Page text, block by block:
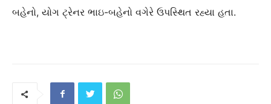
બહેનો, યોગ ટ્રેનર ભાઇ-બહેનો વગેરે ઉપસ્થિત રહ્યા હતા.